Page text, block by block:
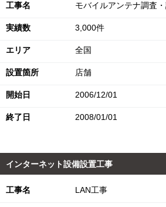
工事名 モバイルアンテナ調査
実績数 3,000件
エリア 全国
設置箇所 店舗
開始日 2006/12/01
終了日 2008/01/01
インターネット設備設置工事
工事名 LAN工事